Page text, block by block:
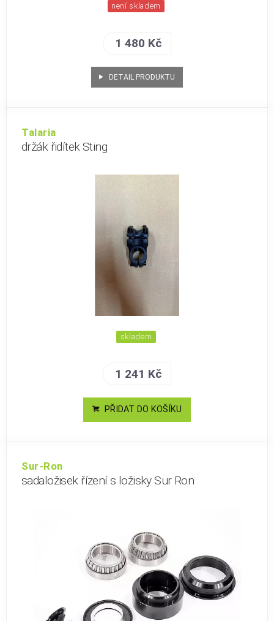
není skladem
1 480 Kč
DETAIL PRODUKTU
Talaria
držák řidítek Sting
skladem
1 241 Kč
PŘIDAT DO KOŠÍKU
Sur-Ron
sadaložisek řízení s ložisky Sur Ron